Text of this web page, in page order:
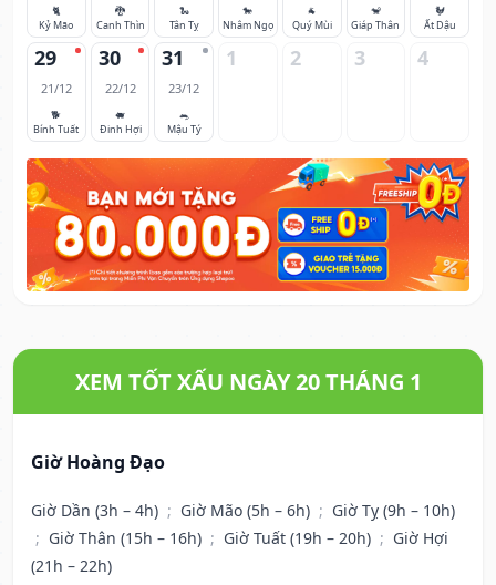
🐈
Kỷ Mão
🐉
Canh Thìn
🐍
Tân Tỵ
🐎
Nhâm Ngọ
🐐
Quý Mùi
🐒
Giáp Thân
🐓
Ất Dậu
29
21/12
🐕
Bính Tuất
30
22/12
🐖
Đinh Hợi
31
23/12
🐀
Mậu Tý
1 2 3 4
XEM TỐT XẤU NGÀY 20 THÁNG 1
Giờ Hoàng Đạo
Giờ Dần (3h – 4h) ; Giờ Mão (5h – 6h) ; Giờ Tỵ (9h – 10h)
; Giờ Thân (15h – 16h) ; Giờ Tuất (19h – 20h) ; Giờ Hợi
(21h – 22h)